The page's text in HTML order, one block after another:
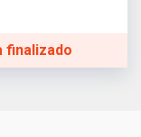
finalizado